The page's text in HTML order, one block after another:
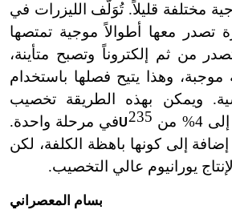
مختلفة قليلاً. تُوَلَّف الليزرات في
تصدر معها أطوالاً موجية تمتصها
من ثم إلكتروناً وتصبح متأينة،
وهذا يتيح فصلها باستخدام
ويمكن بهذه الطريقة تخصيب
من
235
Uفي مرحلة واحدة.
إلى كونها باهظة الكلفة، لكن
يورانيوم عالي التخصيب.
بسام المعصراني